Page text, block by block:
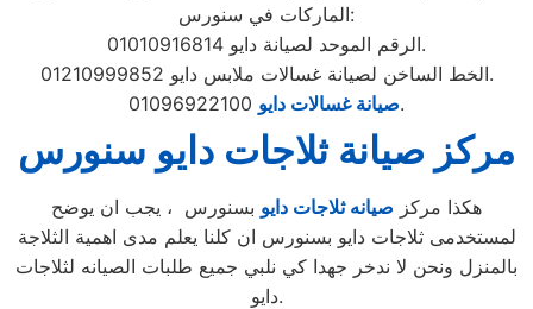
الماركات في سنورس:
الرقم الموحد لصيانة دايو 01010916814.
الخط الساخن لصيانة غسالات ملابس دايو 01210999852.
صيانة غسالات دايو01096922100.
مركز صيانة ثلاجات دايو سنورس
هكذا مركز صيانه ثلاجات دايو بسنورس ، يجب ان يوضح
لمستخدمى ثلاجات دايو بسنورس ان كلنا يعلم مدى اهمية الثلاجة
بالمنزل ونحن لا ندخر جهدا كي نلبي جميع طلبات الصيانه لثلاجات
دايو.